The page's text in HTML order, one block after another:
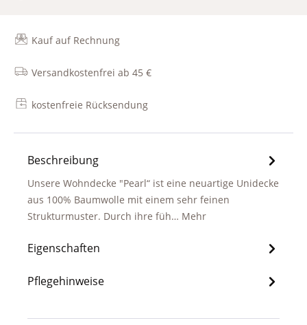
Kauf auf Rechnung
Versandkostenfrei ab 45 €
kostenfreie Rücksendung
Beschreibung
Unsere Wohndecke "Pearl“ ist eine neuartige Unidecke
aus 100% Baumwolle mit einem sehr feinen
Strukturmuster. Durch ihre füh… Mehr
Eigenschaften
Pflegehinweise